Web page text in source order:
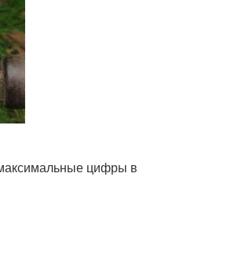
цифры в